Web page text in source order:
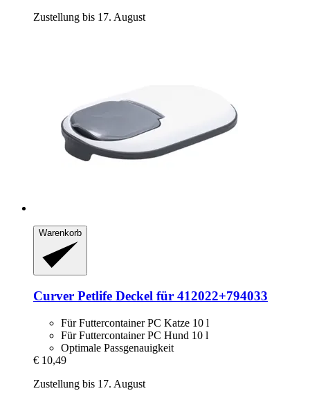
Zustellung bis 17. August
Warenkorb
Curver Petlife Deckel für 412022+794033
Für Futtercontainer PC Katze 10 l
Für Futtercontainer PC Hund 10 l
Optimale Passgenauigkeit
€ 10,49
Zustellung bis 17. August